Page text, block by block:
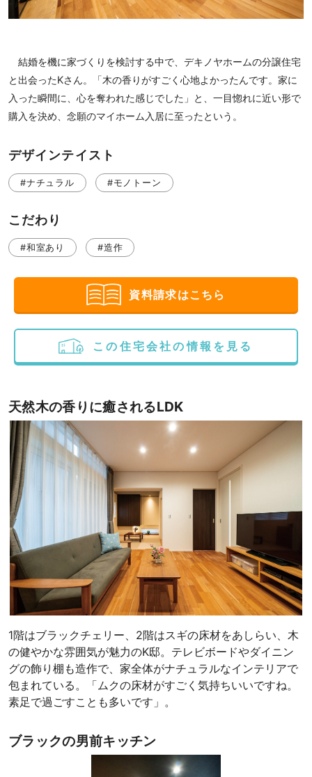
結婚を機に家づくりを検討する中で、デキノヤホームの分譲住宅
と出会ったKさん。「木の香りがすごく心地よかったんです。家に
入った瞬間に、心を奪われた感じでした」と、一目惚れに近い形で
購入を決め、念願のマイホーム入居に至ったという。
デザインテイスト
#ナチュラル #モノトーン
こだわり
#和室あり #造作
資料請求はこちら
この住宅会社の情報を見る
天然木の香りに癒されるLDK
1階はブラックチェリー、2階はスギの床材をあしらい、木
の健やかな雰囲気が魅力のK邸。テレビボードやダイニン
グの飾り棚も造作で、家全体がナチュラルなインテリアで
包まれている。「ムクの床材がすごく気持ちいいですね。
素足で過ごすことも多いです」。
ブラックの男前キッチン